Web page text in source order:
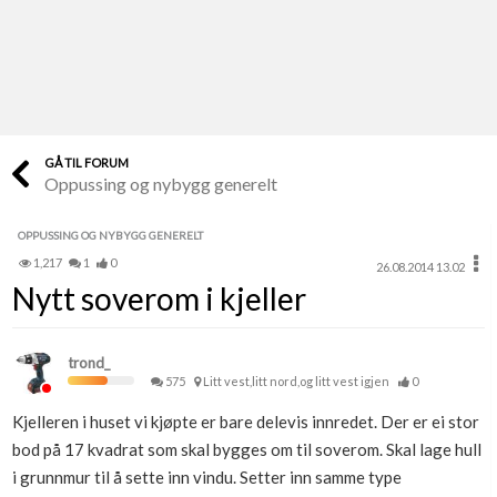
Finn håndverkere
Papirer som mangler
Skaff dokumentasjon som mangler
Kundeservice
Få svar på det du lurer på
Kom i gang med Boligmappa
Se din bolig? Klikk her
GÅ TIL FORUM
Oppussing og nybygg generelt
OPPUSSING OG NYBYGG GENERELT
1,217 1 0 26.08.2014 13.02
Nytt soverom i kjeller
trond_
575 Litt vest,litt nord,og litt vest igjen 0
Kjelleren i huset vi kjøpte er bare delevis innredet. Der er ei stor
bod på 17 kvadrat som skal bygges om til soverom. Skal lage hull
i grunnmur til å sette inn vindu. Setter inn samme type